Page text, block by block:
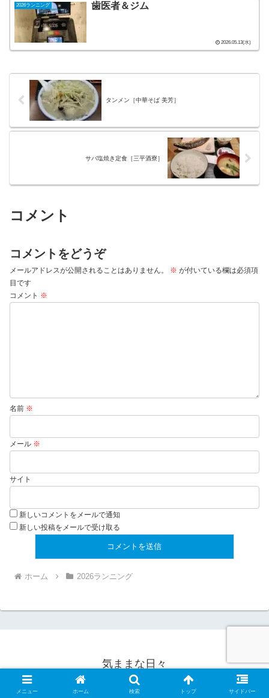
2026ランニング 歯医者＆ジム
2026.05.13(水)
タンメン［中華そば 美芳］
サバ塩焼き定食［三平酒寮］
コメント
コメントをどうぞ
メールアドレスが公開されることはありません。 ※ が付いている欄は必須項
目です
コメント ※
名前 ※
メール ※
サイト
新しいコメントをメールで通知
新しい投稿をメールで受け取る
ホーム 2026ランニング
気ままな日々
© 2005 気ままな日々.
メニュー ホーム 検索 トップ サイドバー